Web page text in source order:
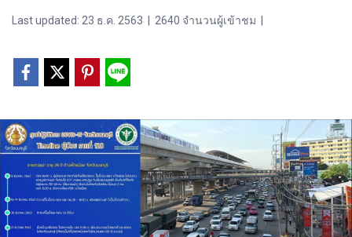
Last updated: 23 ธ.ค. 2563 2640 จำนวนผู้เข้าชม